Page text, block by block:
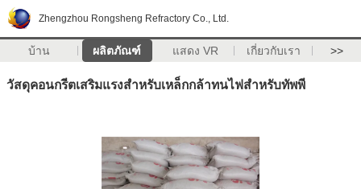
Zhengzhou Rongsheng Refractory Co., Ltd.
บ้าน ผลิตภัณฑ์ แสดง VR เกี่ยวกับเรา >>
วัสดุคอนกรีตเสริมแรงสำหรับเหล็กกล้าทนไฟสำหรับทัพพี